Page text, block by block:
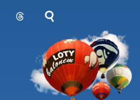
nas na Instagram
Obserwuj nas na Threads
Szukaj na stronie